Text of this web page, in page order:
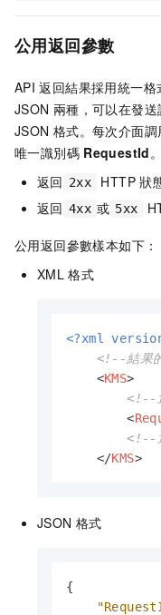
公用返回參數
API 返回結果採用統一
JSON 兩種，可以在發
JSON 格式。每次介面
唯一識別碼 RequestId。
返回 2xx HTTP 狀
返回 4xx 或 5xx
公用返回參數樣本如下：
XML 格式
<?xml
<!--結果
<KMS>
<!--
<
<!--
</KMS>
JSON 格式
{